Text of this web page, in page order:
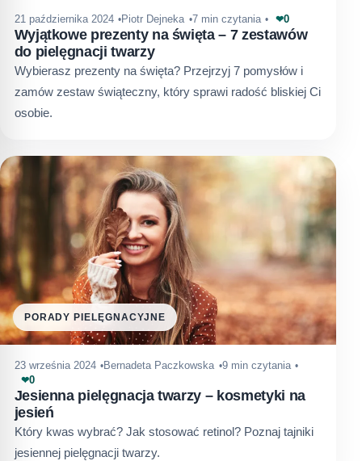
21 października 2024 Piotr Dejneka 7 min czytania ❤0
Wyjątkowe prezenty na święta – 7 zestawów
do pielęgnacji twarzy
Wybierasz prezenty na święta? Przejrzyj 7 pomysłów i
zamów zestaw świąteczny, który sprawi radość bliskiej Ci
osobie.
PORADY PIELĘGNACYJNE
23 września 2024 Bernadeta Paczkowska 9 min czytania
❤0
Jesienna pielęgnacja twarzy – kosmetyki na
jesień
Który kwas wybrać? Jak stosować retinol? Poznaj tajniki
jesiennej pielęgnacji twarzy.